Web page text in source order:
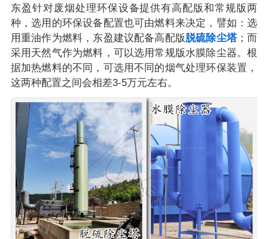
东盈针对废烟处理环保设备提供有高配版和常规版两
种，选用的环保设备配置也可由燃料来决定，譬如：选
用重油作为燃料，东盈建议配备高配版脱硫除尘塔；而
采用天然气作为燃料，可以选用常规版水膜除尘器。根
据加热燃料的不同，可选用不同的烟气处理环保装置，
这两种配置之间会相差3-5万元左右。